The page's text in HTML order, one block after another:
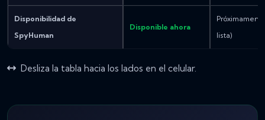
Disponibilidad de
SpyHuman
Disponible ahora
lista)
Desliza la tabla hacia los lados en el celular.